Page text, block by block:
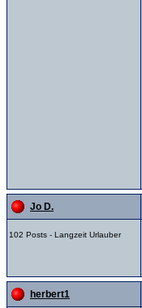
Jo D.
102 Posts - Langzeit Urlauber
herbert1